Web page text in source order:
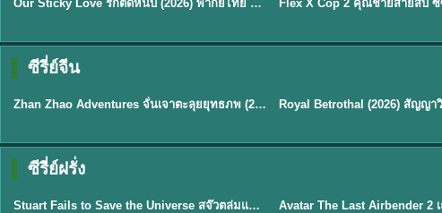
★6 Our Sticky Love รักติดหนึบ (2026) พากย์ไทย ซับไทย EP.1-12 ★8
ซีรี่ย์จีน
★5
พากย์ไทย
Zhan Zhao Adventures จั่นเจาตะลุยยุทธภพ (2026) พากย์ไทย ซับไทย EP.1-37 (จบ) ★9
ซีรี่ย์ฝรั่ง
★9.3
พากย์ไทย
Stuart Fails to Save the Universe สจ๊วตล่มแผนกู้จักรวาล (2026) พากย์ไทย ซับไทย EP.1-10 ★7.8